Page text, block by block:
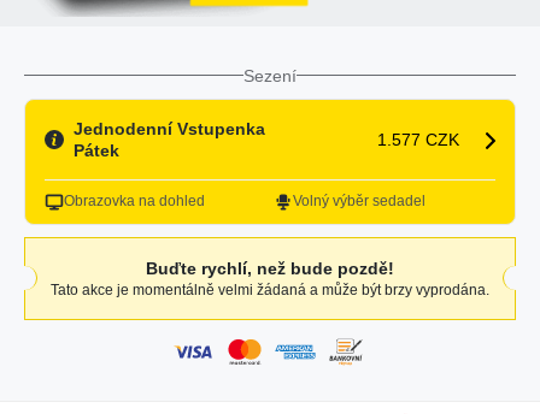
Sezení
Jednodenní Vstupenka
Pátek
1.577 CZK
Obrazovka na dohled Volný výběr sedadel
Buďte rychlí, než bude pozdě!
Tato akce je momentálně velmi žádaná a může být brzy vyprodána.